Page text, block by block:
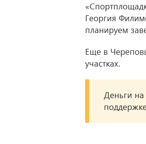
Георгия
планируем
Еще в
участках.
Деньги